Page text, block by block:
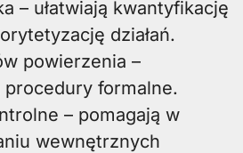
– ułatwiają kwantyfikację
działań.
powierzenia –
formalne.
– pomagają w
wewnętrznych